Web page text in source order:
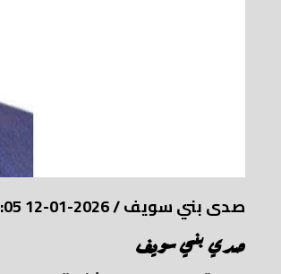
صدى بني سويف/
2026-01-12 18:26:05
صدي بني سويف